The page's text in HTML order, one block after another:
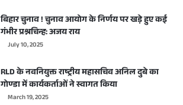
बिहार चुनाव ! चुनाव आयोग के निर्णय पर खड़े हुए कई
गंभीर प्रश्नचिन्ह: अजय राय
July 10, 2025
RLD के नवनियुक्त राष्ट्रीय महासचिव अनिल दुबे का
गोण्डा में कार्यकर्ताओं ने स्वागत किया
March 19, 2025